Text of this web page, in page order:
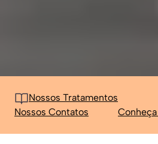
Nossos Tratamentos
Nossos Contatos